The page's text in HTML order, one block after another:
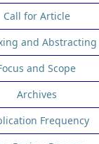
Call for Article
and Abstracting
and Scope
Archives
Frequency